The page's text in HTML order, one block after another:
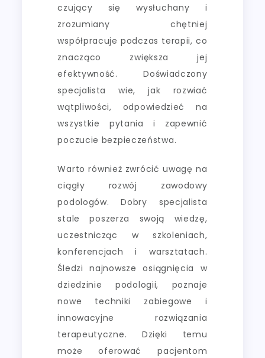
czujący się wysłuchany i
zrozumiany chętniej
współpracuje podczas terapii, co
znacząco zwiększa jej
efektywność. Doświadczony
specjalista wie, jak rozwiać
wątpliwości, odpowiedzieć na
wszystkie pytania i zapewnić
poczucie bezpieczeństwa.
Warto również zwrócić uwagę na
ciągły rozwój zawodowy
podologów. Dobry specjalista
stale poszerza swoją wiedzę,
uczestnicząc w szkoleniach,
konferencjach i warsztatach.
Śledzi najnowsze osiągnięcia w
dziedzinie podologii, poznaje
nowe techniki zabiegowe i
innowacyjne rozwiązania
terapeutyczne. Dzięki temu
może oferować pacjentom